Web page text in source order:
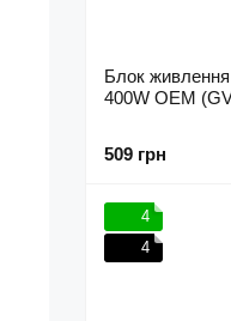
Блок
400W OEM
509 грн
4
4